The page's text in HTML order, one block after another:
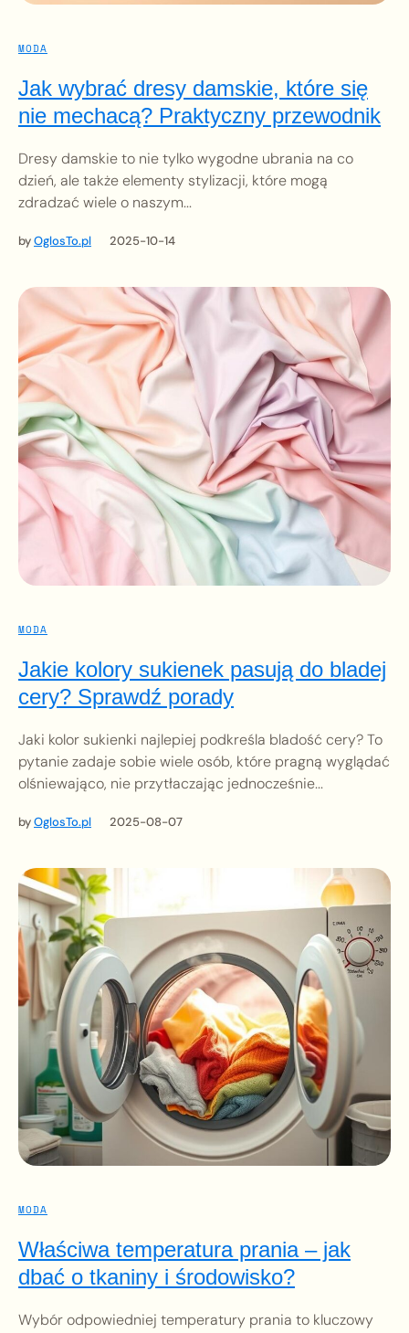
MODA
Jak wybrać dresy damskie, które się
nie mechacą? Praktyczny przewodnik
Dresy damskie to nie tylko wygodne ubrania na co
dzień, ale także elementy stylizacji, które mogą
zdradzać wiele o naszym...
byOglosTo.pl 2025-10-14
MODA
Jakie kolory sukienek pasują do bladej
cery? Sprawdź porady
Jaki kolor sukienki najlepiej podkreśla bladość cery? To
pytanie zadaje sobie wiele osób, które pragną wyglądać
olśniewająco, nie przytłaczając jednocześnie...
byOglosTo.pl 2025-08-07
MODA
Właściwa temperatura prania – jak
dbać o tkaniny i środowisko?
Wybór odpowiedniej temperatury prania to kluczowy